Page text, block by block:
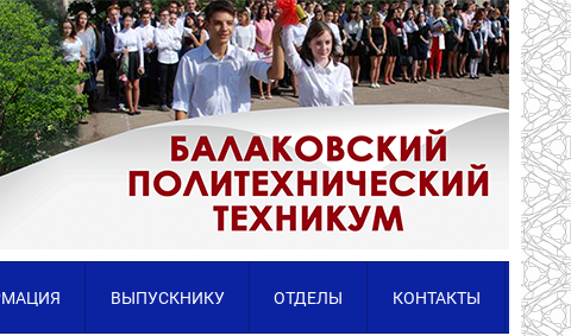
ВЫПУСКНИКУ ОТДЕЛЫ КОНТАКТЫ